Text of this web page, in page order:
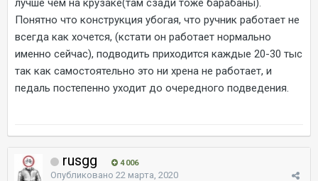
лучше чем на крузаке(там сзади тоже барабаны).
Понятно что конструкция убогая, что ручник работает не
всегда как хочется, (кстати он работает нормально
именно сейчас), подводить приходится каждые 20-30 тыс
так как самостоятельно это ни хрена не работает, и
педаль постепенно уходит до очередного подведения.
rusgg 4 006
Опубликовано 22 марта, 2020